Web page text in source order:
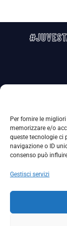
Per fornire le
memorizzare e/o
queste tecnologie ci
navigazione o ID
consenso può
Gestisci servizi
La Società ha nominato il